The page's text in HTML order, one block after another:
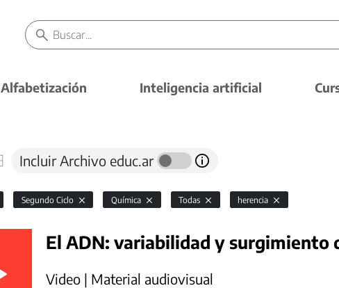
Alfabetización Inteligencia artificial
Incluir Archivo educ.ar
Segundo Ciclo Química Todas herencia
El ADN: variabilidad y surgimiento
Video | Material audiovisual